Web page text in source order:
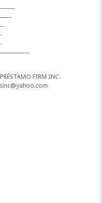
FIRM INC.